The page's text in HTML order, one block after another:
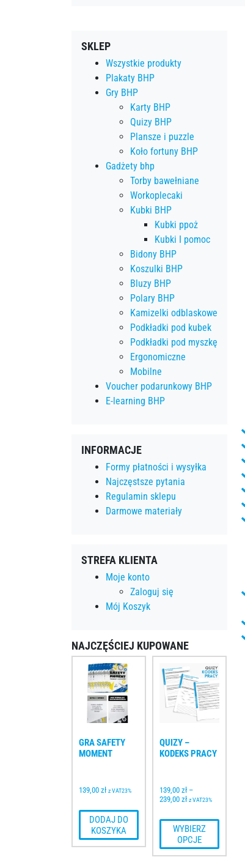
SKLEP
Wszystkie produkty
Plakaty BHP
Gry BHP
Karty BHP
Quizy BHP
Plansze i puzzle
Koło fortuny BHP
Gadżety bhp
Torby bawełniane
Workoplecaki
Kubki BHP
Kubki ppoż
Kubki I pomoc
Bidony BHP
Koszulki BHP
Bluzy BHP
Polary BHP
Kamizelki odblaskowe
Podkładki pod kubek
Podkładki pod myszkę
Ergonomiczne
Mobilne
Voucher podarunkowy BHP
E-learning BHP
INFORMACJE
Formy płatności i wysyłka
Najczęstsze pytania
Regulamin sklepu
Darmowe materiały
STREFA KLIENTA
Moje konto
Zaloguj się
Mój Koszyk
NAJCZĘŚCIEJ KUPOWANE
GRA SAFETY
MOMENT
139,00 zł z VAT23%
KOSZYKA
QUIZY –
KODEKS PRACY
139,00 zł –
239,00 zł z VAT23%
WYBIERZ
OPCJE